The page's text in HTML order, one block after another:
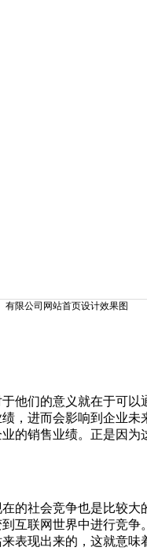
有限公司网站首页设计效果图
他们的意义就在于可
，进而会影响到企业
的销售业绩。正是因
的社会竞争也是比较
互联网世界中进行竞
表现出来的，这就意